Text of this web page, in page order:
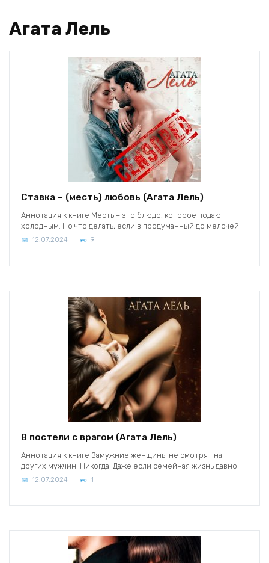
Агата Лель
Ставка – (месть) любовь (Агата Лель)
Аннотация к книге Месть – это блюдо, которое подают
холодным. Но что делать, если в продуманный до мелочей
12.07.2024 9
В постели с врагом (Агата Лель)
Аннотация к книге Замужние женщины не смотрят на
других мужчин. Никогда. Даже если семейная жизнь давно
12.07.2024 1